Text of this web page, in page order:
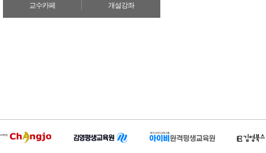
교수카페 개설강좌